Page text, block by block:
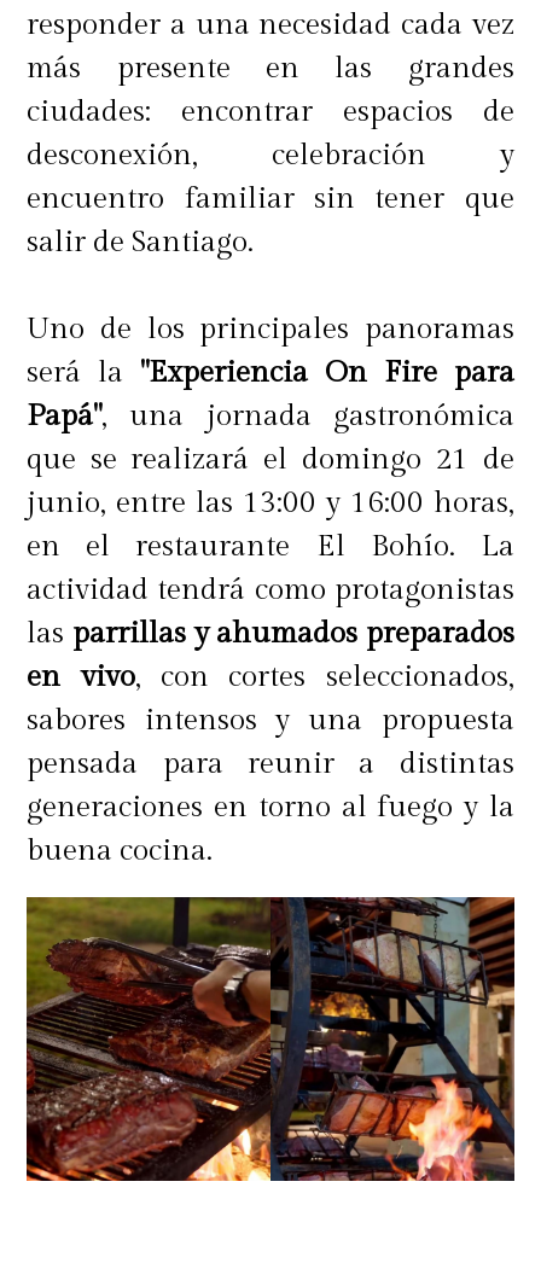
responder a una necesidad cada vez
más presente en las grandes
ciudades: encontrar espacios de
desconexión, celebración y
encuentro familiar sin tener que
salir de Santiago.
Uno de los principales panoramas
será la "Experiencia On Fire para
Papá", una jornada gastronómica
que se realizará el domingo 21 de
junio, entre las 13:00 y 16:00 horas,
en el restaurante El Bohío. La
actividad tendrá como protagonistas
las parrillas y ahumados preparados
en vivo, con cortes seleccionados,
sabores intensos y una propuesta
pensada para reunir a distintas
generaciones en torno al fuego y la
buena cocina.